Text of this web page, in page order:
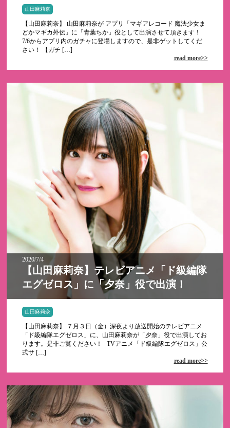
山田麻莉奈
【山田麻莉奈】 山田麻莉奈が アプリ「マギアレコード 魔法少女ま
どかマギカ外伝」に「青葉ちか」役として出演させて頂きます！
7/6からアプリ内のガチャに登場しますので、是非ゲットしてくだ
さい！ 【ガチ […]
read more>>
2020/7/4
【山田麻莉奈】テレビアニメ「ド級編隊
エグゼロス」に「夕奈」役で出演！
山田麻莉奈
【山田麻莉奈】 ７月３日（金）深夜より放送開始のテレビアニメ
「ド級編隊エグゼロス」に、山田麻莉奈が「夕奈」役で出演してお
ります。是非ご覧ください！ TVアニメ「ド級編隊エグゼロス」公
式サ […]
read more>>